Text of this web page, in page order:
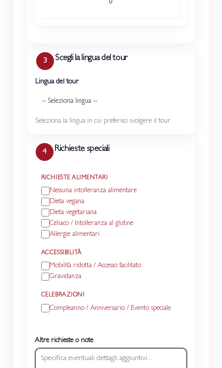
3 Scegli la lingua del tour
Lingua del tour
Seleziona la lingua in cui preferisci svolgere il tour.
4 Richieste speciali
RICHIESTE ALIMENTARI
Nessuna intolleranza alimentare
Dieta vegana
Dieta vegetariana
Celiaco / Intolleranza al glutine
Allergie alimentari
ACCESSIBILITÀ
Mobilità ridotta / Accesso facilitato
Gravidanza
CELEBRAZIONI
Compleanno / Anniversario / Evento speciale
Altre richieste o note